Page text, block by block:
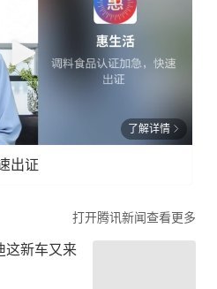
了解详情
出证
打开腾讯新闻查看更多
这新车又来